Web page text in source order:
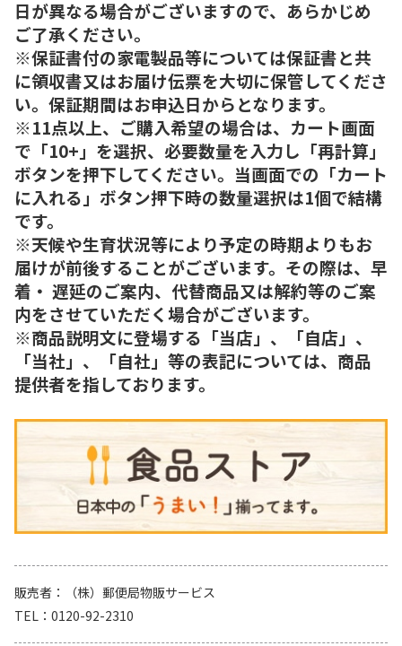
日が異なる場合がございますので、あらかじめ
ご了承ください。
※保証書付の家電製品等については保証書と共
に領収書又はお届け伝票を大切に保管してくださ
い。保証期間はお申込日からとなります。
※11点以上、ご購入希望の場合は、カート画面
で「10+」を選択、必要数量を入力し「再計算」
ボタンを押下してください。当画面での「カート
に入れる」ボタン押下時の数量選択は1個で結構
です。
※天候や生育状況等により予定の時期よりもお
届けが前後することがございます。その際は、早
着・ 遅延のご案内、代替商品又は解約等のご案
内をさせていただく場合がございます。
※商品説明文に登場する「当店」、「自店」、
「当社」、「自社」等の表記については、商品
提供者を指しております。
販売者
（株）郵便局物販サービス
TEL
0120-92-2310